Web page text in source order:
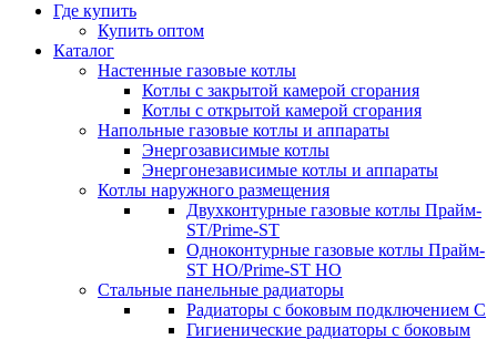
Где купить
Купить оптом
Каталог
Настенные газовые котлы
Котлы с закрытой камерой сгорания
Котлы с открытой камерой сгорания
Напольные газовые котлы и аппараты
Энергозависимые котлы
Энергонезависимые котлы и аппараты
Котлы наружного размещения
Двухконтурные газовые котлы Прайм-
ST/Prime-ST
Одноконтурные газовые котлы Прайм-
ST HO/Prime-ST HO
Стальные панельные радиаторы
Радиаторы c боковым подключением C
Гигиенические радиаторы c боковым